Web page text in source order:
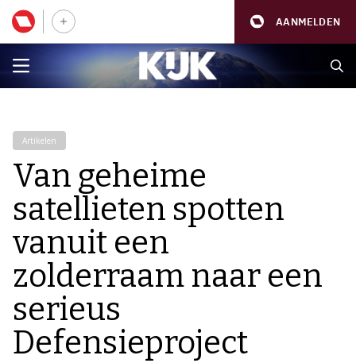
AANMELDEN
Artikelen
Van geheime
satellieten spotten
vanuit een
zolderraam naar een
serieus
Defensieproject